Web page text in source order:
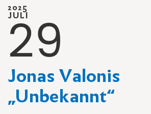
Jonas Valonis
„Unbekannt“
2025
JULI
29